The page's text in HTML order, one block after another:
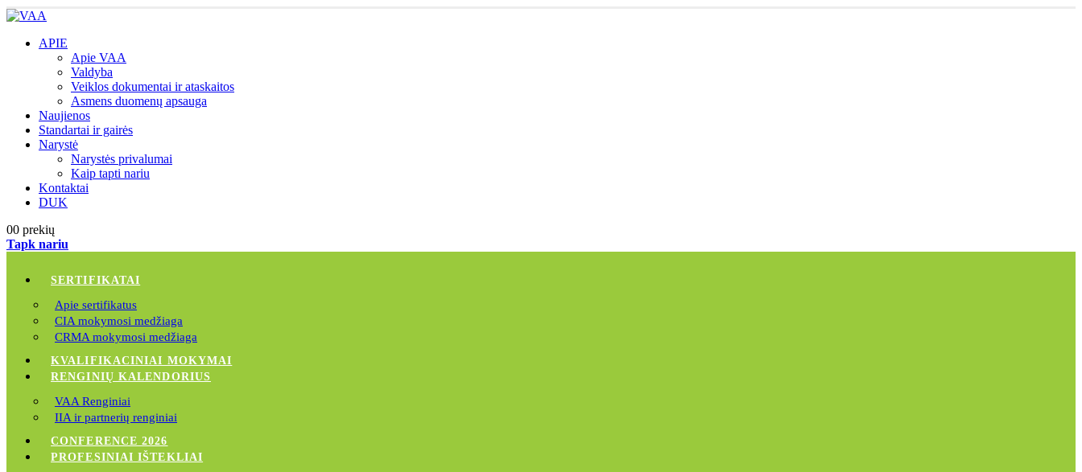
APIE
Apie VAA
Valdyba
Veiklos dokumentai ir ataskaitos
Asmens duomenų apsauga
Naujienos
Standartai ir gairės
Narystė
Narystės privalumai
Kaip tapti nariu
Kontaktai
DUK
00 prekių
Tapk nariu
SERTIFIKATAI
Apie sertifikatus
CIA mokymosi medžiaga
CRMA mokymosi medžiaga
KVALIFIKACINIAI MOKYMAI
RENGINIŲ KALENDORIUS
VAA Renginiai
IIA ir partnerių renginiai
CONFERENCE 2026
PROFESINIAI IŠTEKLIAI